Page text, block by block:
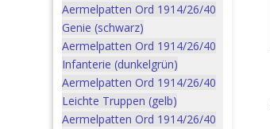
Aermelpatten Ord 1914/26/40
Genie (schwarz)
Aermelpatten Ord 1914/26/40
Infanterie (dunkelgrün)
Aermelpatten Ord 1914/26/40
Leichte Truppen (gelb)
Aermelpatten Ord 1914/26/40